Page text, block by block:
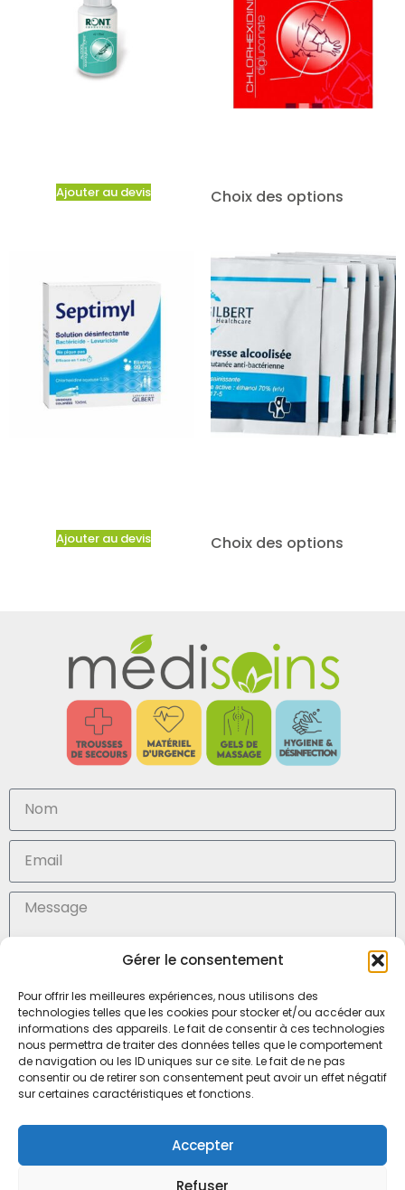
Gérer le consentement
Pour offrir les meilleures expériences, nous utilisons des
technologies telles que les cookies pour stocker et/ou accéder aux
informations des appareils. Le fait de consentir à ces technologies
nous permettra de traiter des données telles que le comportement
de navigation ou les ID uniques sur ce site. Le fait de ne pas
consentir ou de retirer son consentement peut avoir un effet négatif
sur certaines caractéristiques et fonctions.
Accepter
Refuser
Ajouter au devis Choix des options
Ajouter au devis Choix des options
En soumettant ce formulaire, j'accepte la (
Envoyer
SARL Médisoins, Mr Julien Marteau
53000 LAVAL – FRANCE